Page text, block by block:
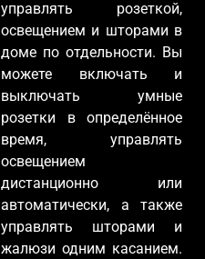
управлять розеткой,
освещением и шторами в
доме по отдельности. Вы
можете включать и
выключать умные
розетки в определённое
время, управлять
освещением
дистанционно или
автоматически, а также
управлять шторами и
жалюзи одним касанием.